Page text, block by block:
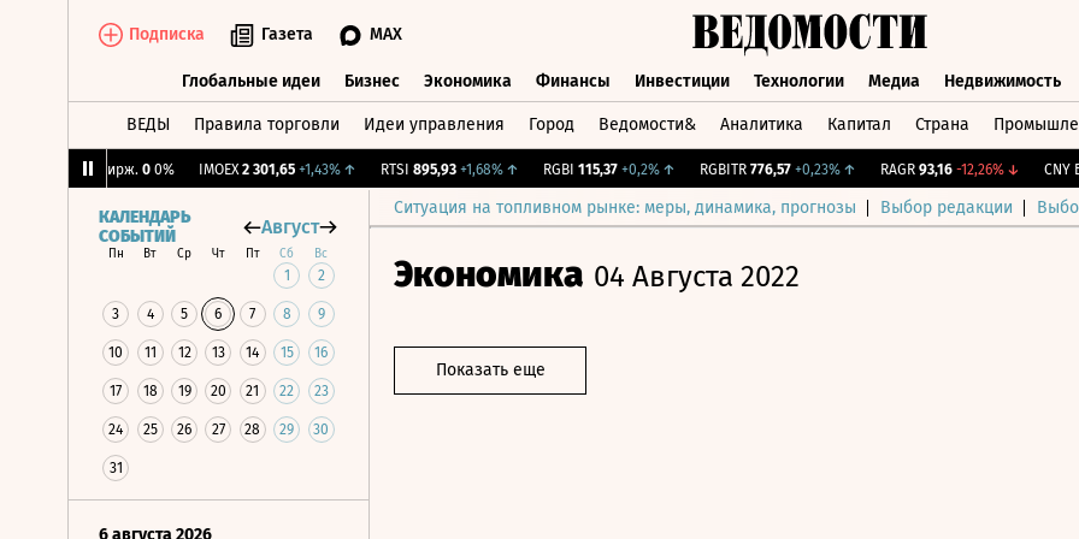
Подписка Газета MAX
Глобальные идеи Бизнес Экономика Финансы Инвестиции Технологии Медиа Недвижимость
ВЕДЫ Правила торговли Идеи управления Город Ведомости& Аналитика Капитал Страна
CNY Бирж. 0 0% IMOEX 2 301,65 +1,43%↑ RTSI 895,93 +1,68%↑ RGBI 115,37 +0,2%↑ RGBITR 776,57 +0,23%↑ RAGR 93,16 -12,26%↓ CNY
Ситуация на топливном рынке: меры, динамика, прогнозы Выбор редакции
КАЛЕНДАРЬ
СОБЫТИЙ
Август
Пн Вт Ср Чт Пт Сб Вс
1 2
3 4 5 6 7 8 9
10 11 12 13 14 15 16
17 18 19 20 21 22 23
24 25 26 27 28 29 30
31
6 августа 2026
Экономика 04 Августа 2022
Показать еще